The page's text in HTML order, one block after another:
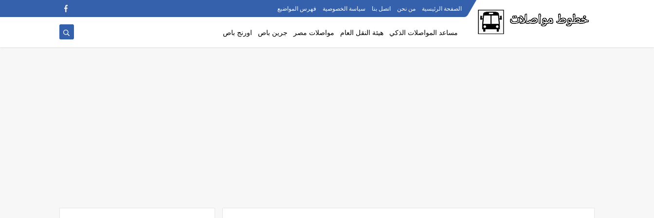
الصفحة الرئيسية من نحن اتصل بنا سياسة الخصوصية فهرس المواضيع
مساعد المواصلات الذكي هيئة النقل العام مواصلات مصر جرين باص اورنج باص